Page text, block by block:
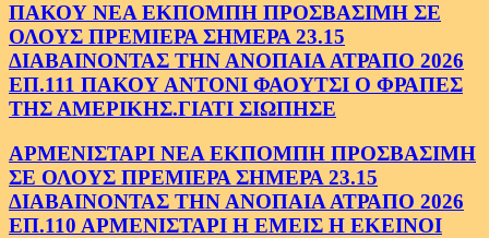
ΠΑΚΟΥ ΝΕΑ ΕΚΠΟΜΠΗ ΠΡΟΣΒΑΣΙΜΗ ΣΕ
ΟΛΟΥΣ ΠΡΕΜΙΕΡΑ ΣΗΜΕΡΑ 23.15
ΔΙΑΒΑΙΝΟΝΤΑΣ ΤΗΝ ΑΝΟΠΑΙΑ ΑΤΡΑΠΟ 2026
ΕΠ.111 ΠΑΚΟΥ ΑΝΤΟΝΙ ΦΑΟΥΤΣΙ Ο ΦΡΑΠΕΣ
ΤΗΣ ΑΜΕΡΙΚΗΣ.ΓΙΑΤΙ ΣΙΩΠΗΣΕ
ΑΡΜΕΝΙΣΤΑΡΙ ΝΕΑ ΕΚΠΟΜΠΗ ΠΡΟΣΒΑΣΙΜΗ
ΣΕ ΟΛΟΥΣ ΠΡΕΜΙΕΡΑ ΣΗΜΕΡΑ 23.15
ΔΙΑΒΑΙΝΟΝΤΑΣ ΤΗΝ ΑΝΟΠΑΙΑ ΑΤΡΑΠΟ 2026
ΕΠ.110 ΑΡΜΕΝΙΣΤΑΡΙ Η ΕΜΕΙΣ Η ΕΚΕΙΝΟΙ